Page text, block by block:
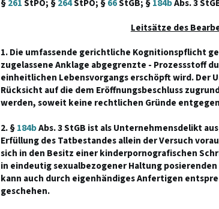
§261StPO; §264StPO; §66StGB; §184bAbs. 3
Leitsätze des
1. Die umfassende gerichtliche Kognitionspflicht
zugelassene Anklage abgegrenzte - Prozessstoff
einheitlichen Lebensvorgangs erschöpft wird. Der
Rücksicht auf die dem Eröffnungsbeschluss
werden, soweit keine rechtlichen Gründe
2. §184bAbs. 3 StGB ist als Unternehmensdelikt
Erfüllung des Tatbestandes allein der Versuch
sich in den Besitz einer kinderpornografischen
in eindeutig sexualbezogener Haltung
kann auch durch eigenhändiges Anfertigen
geschehen.